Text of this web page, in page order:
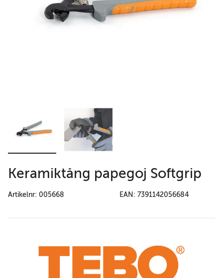
Keramiktång papegoj Softgrip
Artikelnr: 005668 EAN: 7391142056684